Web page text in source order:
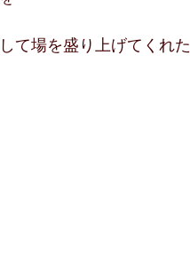
て場を盛り上げてくれた